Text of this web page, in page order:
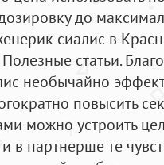
до
сиалис в
статьи.
необычайно
повысить
можно устроить
в партнерше те